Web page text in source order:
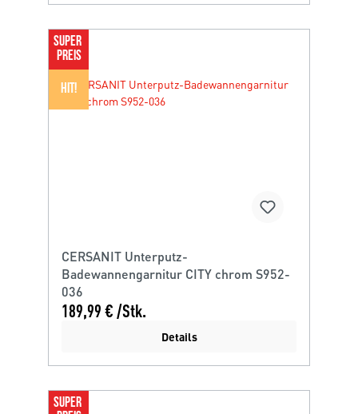
SUPER
PREIS
HIT!
CERSANIT Unterputz-
Badewannengarnitur CITY chrom S952-
036
189,99 € /Stk.
Details
SUPER